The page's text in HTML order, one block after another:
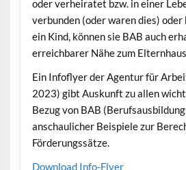
oder verheiratet bzw. in einer
verbunden (oder waren dies) oder
ein Kind, können sie BAB auch
erreichbarer Nähe zum
Ein Infoflyer der Agentur für
2023) gibt Auskunft zu allen
Bezug von BAB
anschaulicher Beispiele zur
Förderungssätze.
Download Info-Flyer